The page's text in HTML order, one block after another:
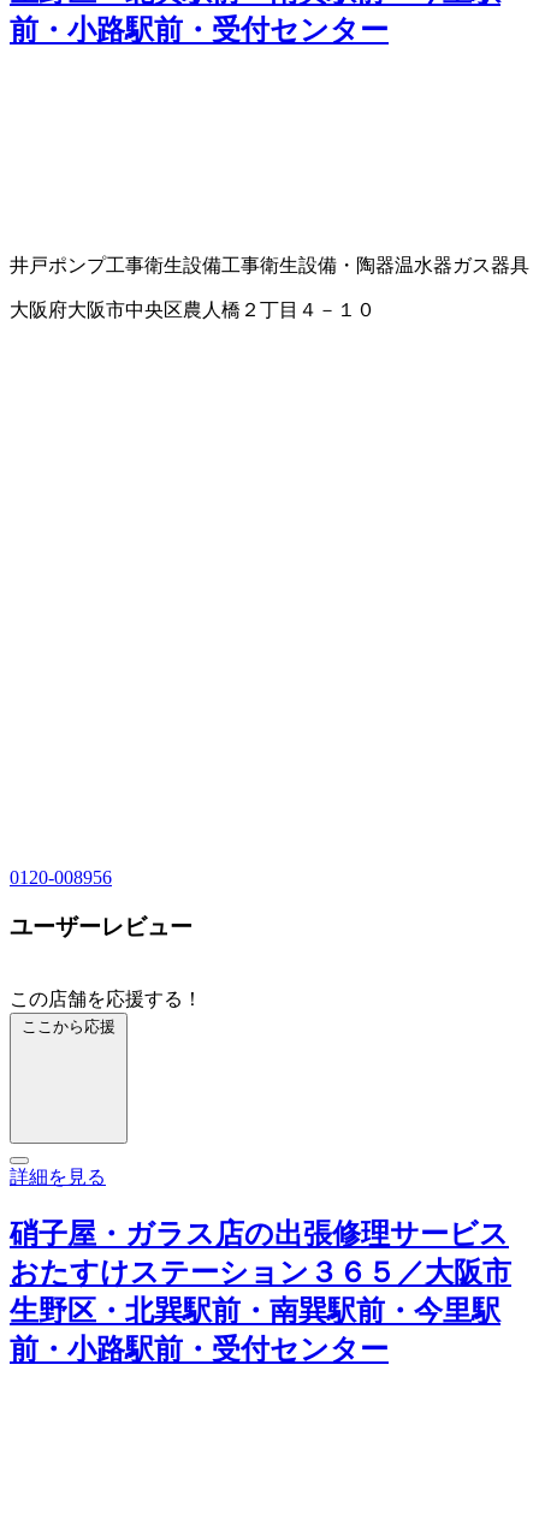
前・小路駅前・受付センター
井戸ポンプ工事衛生設備工事衛生設備・陶器温水器ガス器具
大阪府大阪市中央区農人橋２丁目４－１０
0120-008956
ユーザーレビュー
この店舗を応援する！
ここから応援
詳細を見る
硝子屋・ガラス店の出張修理サービス
おたすけステーション３６５／大阪市
生野区・北巽駅前・南巽駅前・今里駅
前・小路駅前・受付センター